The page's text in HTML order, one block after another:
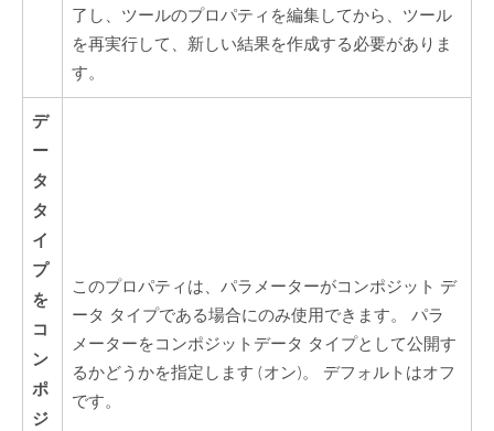
了し、ツールのプロパティを編集してから、ツール
を再実行して、新しい結果を作成する必要がありま
す。
デ
ー
タ
タ
イ
プ
を
コ
ン
ポ
ジ
このプロパティは、パラメーターがコンポジット デ
ータ タイプである場合にのみ使用できます。 パラ
メーターをコンポジットデータ タイプとして公開す
るかどうかを指定します (オン)。 デフォルトはオフ
です。